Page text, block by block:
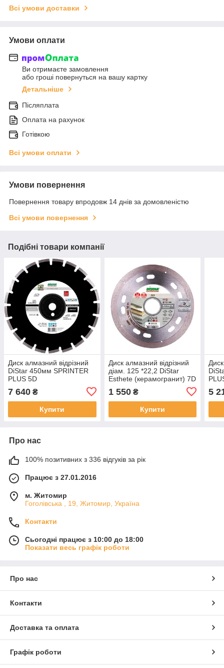
Всі умови доставки
Умови оплати
Ви отримаєте замовлення
або гроші повернуться на вашу картку
Детальніше
Післяплата
Оплата на рахунок
Готівкою
Всі умови оплати
Умови повернення
Повернення товару впродовж 14 днів за домовленістю
Всі умови повернення
Подібні товари компанії
Диск алмазний відрізний
DiStar 450мм SPRINTER
PLUS 5D
7 640 ₴
Купити
Диск алмазний відрізний
діам. 125 *22,2 DiStar
Esthete (керамогранит) 7D
1 550₴
Купити
5
Про нас
100% позитивних з 336 відгуків за рік
Працює з 27.01.2016
м. Житомир
Гоголівська , 19, Житомир, Україна
Контакти
Сьогодні працює з 10:00 до 18:00
Показати весь графік роботи
Про нас
Контакти
Доставка та оплата
Графік роботи